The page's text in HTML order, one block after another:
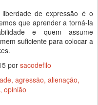
de expressão é o
que aprender a torná-la
e quem assume
suficiente para colocar a
por sacodefilo
agressão alienação
opinião